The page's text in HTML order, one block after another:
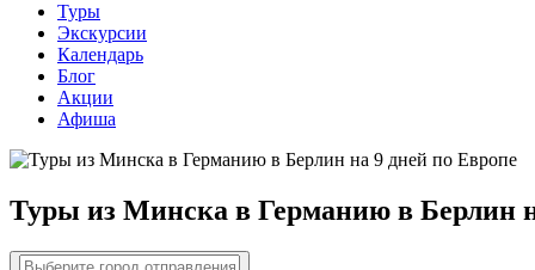
Туры
Экскурсии
Календарь
Блог
Акции
Афиша
Туры из Минска в Германию в Берлин